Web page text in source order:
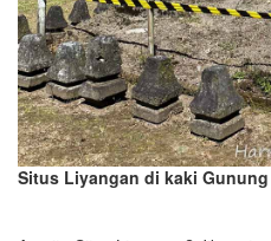
Situs Liyangan di kaki